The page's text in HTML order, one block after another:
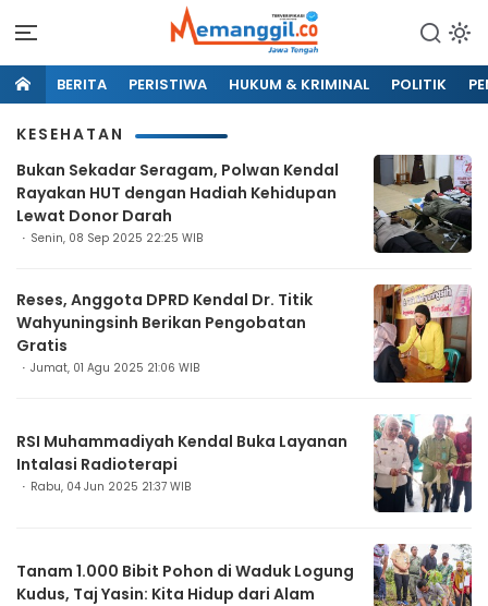
BERITA PERISTIWA HUKUM & KRIMINAL POLITIK
KESEHATAN
Bukan Sekadar Seragam, Polwan Kendal
Rayakan HUT dengan Hadiah Kehidupan
Lewat Donor Darah
Senin, 08 Sep 2025 22:25 WIB
Reses, Anggota DPRD Kendal Dr. Titik
Wahyuningsinh Berikan Pengobatan
Gratis
Jumat, 01 Agu 2025 21:06 WIB
RSI Muhammadiyah Kendal Buka Layanan
Intalasi Radioterapi
Rabu, 04 Jun 2025 21:37 WIB
Tanam 1.000 Bibit Pohon di Waduk Logung
Kudus, Taj Yasin: Kita Hidup dari Alam